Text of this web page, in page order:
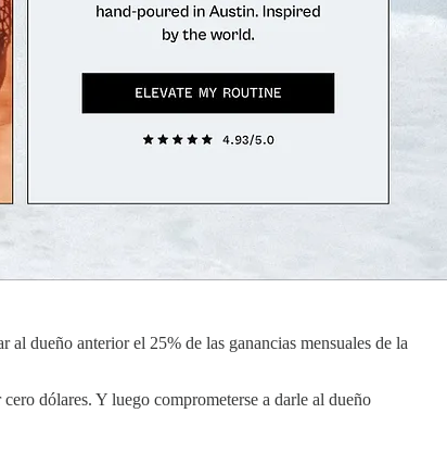
al dueño anterior el 25% de las ganancias mensuales de la
dólares. Y luego comprometerse a darle al dueño